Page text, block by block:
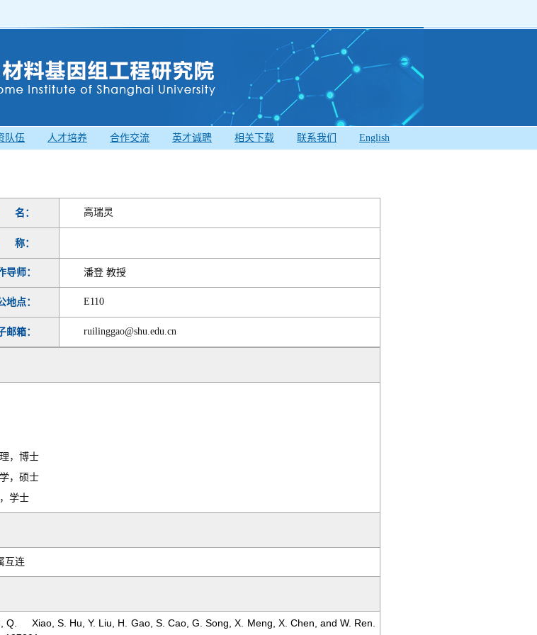
队伍 人才培养 合作交流 英才诚聘 相关下载 联系我们 English
名： 高瑞灵
称：
导师： 潘登 教授
地点： E110
邮箱： ruilinggao@shu.edu.cn
，博士
，硕士
学士
互连
Q. Xiao, S. Hu, Y. Liu, H. Gao, S. Cao, G. Song, X. Meng, X. Chen, and W. Ren.